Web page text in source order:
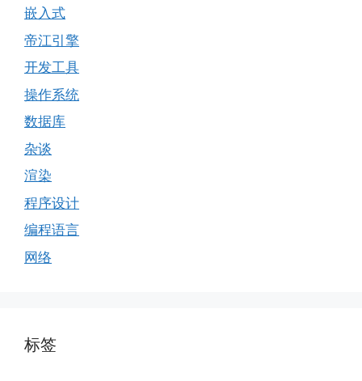
嵌入式
帝江引擎
开发工具
操作系统
数据库
杂谈
渲染
程序设计
编程语言
网络
标签